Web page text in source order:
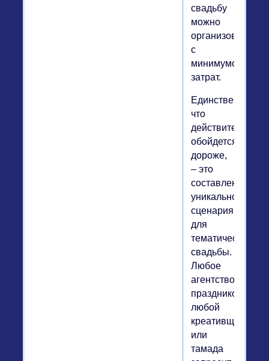
свадьбу
можно
организовать
с
минимумом
затрат.
Единственное,
что
действительно
обойдется
дороже,
– это
составление
уникального
сценария
для
тематической
свадьбы.
Любое
агентство
праздников,
любой
креативщик
или
тамада